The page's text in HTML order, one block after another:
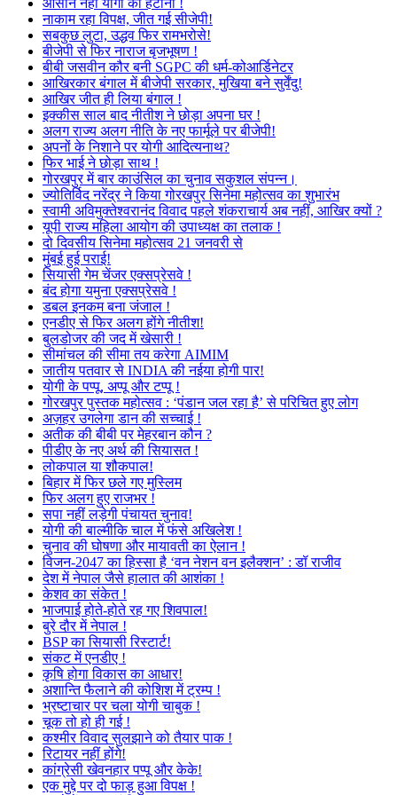
आसान नहीं योगी को हटाना !
नाकाम रहा विपक्ष, जीत गई सीजेपी!
सबकुछ लुटा, उद्धव फिर रामभरोसे!
बीजेपी से फिर नाराज बृजभूषण !
बीबी जसवीन कौर बनी SGPC की धर्म-कोआर्डिनेटर
आखिरकार बंगाल में बीजेपी सरकार, मुखिया बने सुर्वेंदु!
आखिर जीत ही लिया बंगाल !
इक्कीस साल बाद नीतीश ने छोड़ा अपना घर !
अलग राज्य अलग नीति के नए फार्मूले पर बीजेपी!
अपनों के निशाने पर योगी आदित्यनाथ?
फिर भाई ने छोड़ा साथ !
गोरखपुर में बार काउंसिल का चुनाव सकुशल संपन्न।
ज्योतिर्विद नरेंद्र ने किया गोरखपुर सिनेमा महोत्सव का शुभारंभ
स्वामी अविमुक्तेश्वरानंद विवाद पहले शंकराचार्य अब नहीं, आखिर क्यों ?
यूपी राज्य महिला आयोग की उपाध्यक्ष का तलाक !
दो दिवसीय सिनेमा महोत्सव 21 जनवरी से
मुंबई हुई पराई!
सियासी गेम चेंजर एक्सप्रेसवे !
बंद होगा यमुना एक्सप्रेसवे !
डबल इनकम बना जंजाल !
एनडीए से फिर अलग होंगे नीतीश!
बुलडोजर की जद में खेसारी !
सीमांचल की सीमा तय करेगा AIMIM
जातीय पतवार से INDIA की नईया होगी पार!
योगी के पप्पू, अप्पू और टप्पू !
गोरखपुर पुस्तक महोत्सव : ‘पंडान जल रहा है’ से परिचित हुए लोग
अज़हर उगलेगा डान की सच्चाई !
अतीक की बीबी पर मेहरबान कौन ?
पीडीए के नए अर्थ की सियासत !
लोकपाल या शौकपाल!
बिहार में फिर छले गए मुस्लिम
फिर अलग हुए राजभर !
सपा नहीं लड़ेगी पंचायत चुनाव!
योगी की बाल्मीकि चाल में फंसे अखिलेश !
चुनाव की घोषणा और मायावती का ऐलान !
विजन-2047 का हिस्सा है ‘वन नेशन वन इलैक्शन’ : डॉ राजीव
देश में नेपाल जैसे हालात की आशंका !
केशव का संकेत !
भाजपाई होते-होते रह गए शिवपाल!
बुरे दौर में नेपाल !
BSP का सियासी रिस्टार्ट!
संकट में एनडीए !
कृषि होगा विकास का आधार!
अशान्ति फैलाने की कोशिश में ट्रम्प !
भ्रष्टाचार पर चला योगी चाबुक !
चूक तो हो ही गई !
कश्मीर विवाद सुलझाने को तैयार पाक !
रिटायर नहीं होंगे!
कांग्रेसी खेवनहार पप्पू और केके!
एक मुद्दे पर दो फाड़ हुआ विपक्ष !